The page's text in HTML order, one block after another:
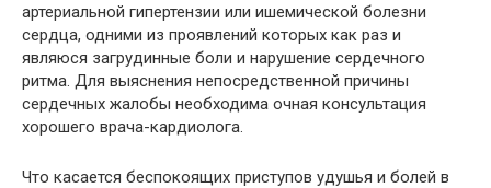
артериальной гипертензии или ишемической болезни
сердца, одними из проявлений которых как раз и
являюся загрудинные боли и нарушение сердечного
ритма. Для выяснения непосредственной причины
сердечных жалобы необходима очная консультация
хорошего врача-кардиолога.
Что касается беспокоящих приступов удушья и болей в